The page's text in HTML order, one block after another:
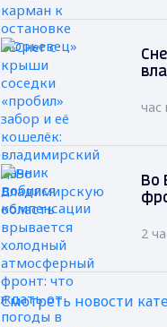
час
Во
2
Смотреть новости